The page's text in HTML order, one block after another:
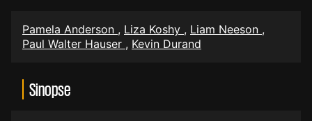
Pamela Anderson , Liza Koshy , Liam Neeson ,
Paul Walter Hauser , Kevin Durand
Sinopse